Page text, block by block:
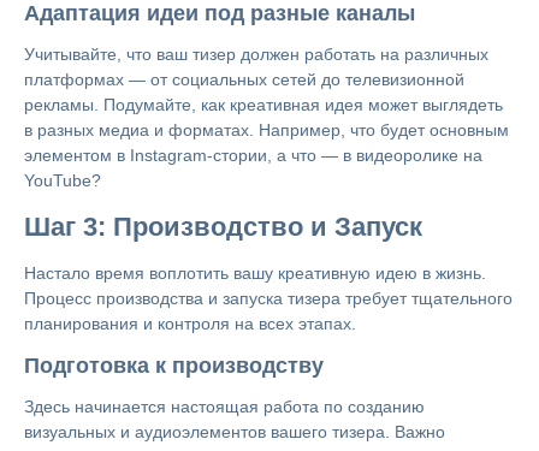
Адаптация идеи под разные каналы
Учитывайте, что ваш тизер должен работать на различных
платформах — от социальных сетей до телевизионной
рекламы. Подумайте, как креативная идея может выглядеть
в разных медиа и форматах. Например, что будет основным
элементом в Instagram-стории, а что — в видеоролике на
YouTube?
Шаг 3: Производство и Запуск
Настало время воплотить вашу креативную идею в жизнь.
Процесс производства и запуска тизера требует тщательного
планирования и контроля на всех этапах.
Подготовка к производству
Здесь начинается настоящая работа по созданию
визуальных и аудиоэлементов вашего тизера. Важно